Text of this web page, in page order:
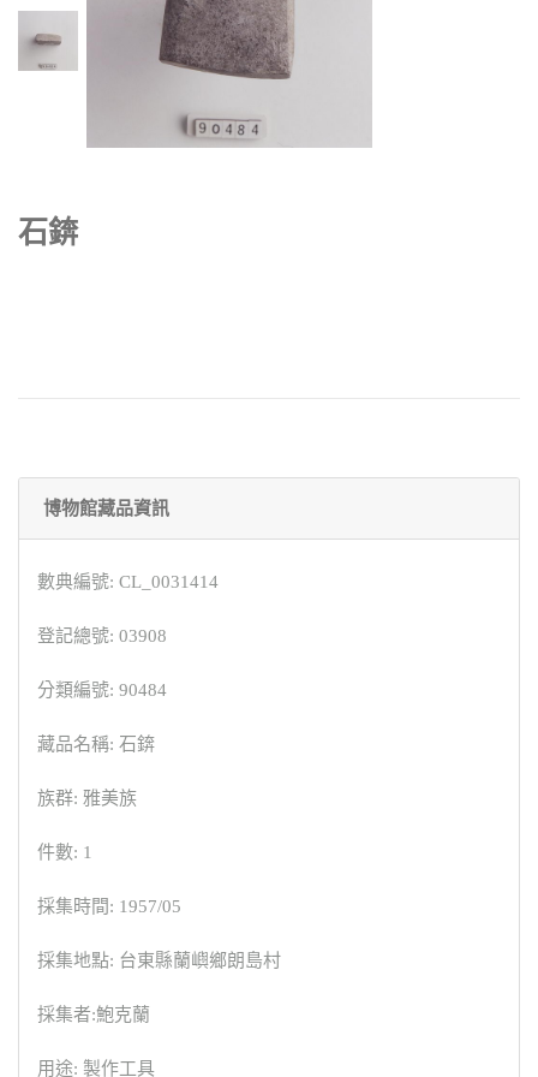
石錛
博物館藏品資訊
數典編號: CL_0031414
登記總號: 03908
分類編號: 90484
藏品名稱: 石錛
族群: 雅美族
件數: 1
採集時間: 1957/05
採集地點: 台東縣蘭嶼鄉朗島村
採集者:鮑克蘭
用途: 製作工具